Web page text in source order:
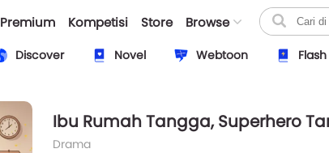
Premium Kompetisi Store Browse
Discover Novel Webtoon
Ibu Rumah Tangga, Superhero
Drama